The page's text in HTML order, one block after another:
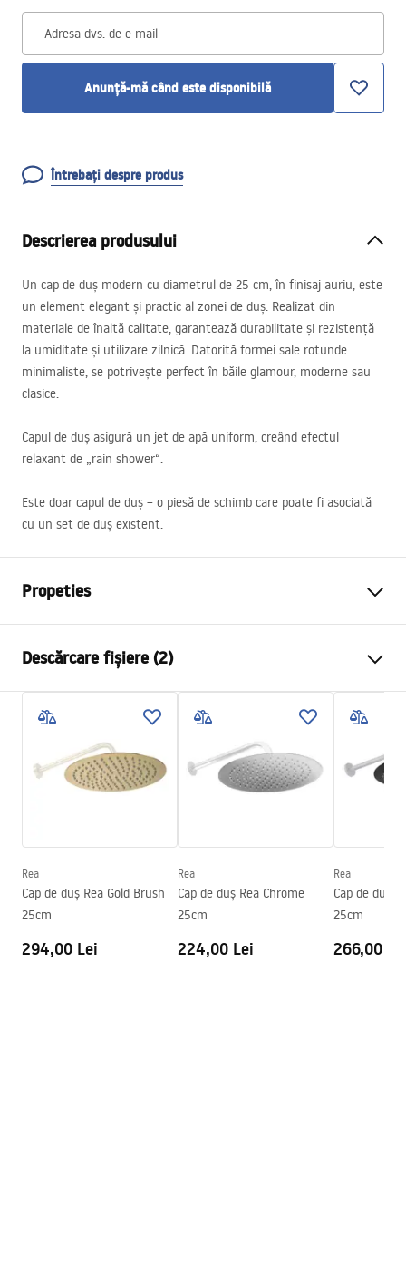
Adresa dvs. de e-mail
Anunță-mă când este disponibilă
Întrebați despre produs
Descrierea produsului
Un cap de duș modern cu diametrul de 25 cm, în finisaj auriu, este
un element elegant și practic al zonei de duș. Realizat din
materiale de înaltă calitate, garantează durabilitate și rezistență
la umiditate și utilizare zilnică. Datorită formei sale rotunde
minimaliste, se potrivește perfect în băile glamour, moderne sau
clasice.
Capul de duș asigură un jet de apă uniform, creând efectul
relaxant de „rain shower“.
Este doar capul de duș – o piesă de schimb care poate fi asociată
cu un set de duș existent.
Propeties
Material
Finisaj baterie
gold brush
Diametru pentru conectare
1/2 țoli
Descărcare fișiere (2)
Informații de siguranță
WARUNKI BEZPIECZENSTWA ZESTAWY NATRYSKOWY.pdf
Rea
Cap de duș Rea Gold Brush
25cm
294,00 Lei
Rea
Cap de duș Rea Chrome
25cm
224,00 Lei
Rea
Cap de duș
25cm
266,00